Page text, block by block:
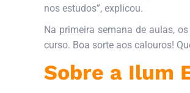
nos estudos”, explicou.
Na primeira semana de aulas,
curso. Boa sorte aos calouros!
Sobre a Ilum